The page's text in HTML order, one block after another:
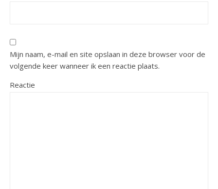
Mijn naam, e-mail en site opslaan in deze browser voor de
volgende keer wanneer ik een reactie plaats.
Reactie